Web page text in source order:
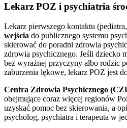
Lekarz POZ i psychiatria
Lekarz pierwszego kontaktu
wejścia do publicznego systemu
skierować do poradni zdrowia
zdrowia psychicznego. Jeśli dziecko
bez wyraźnej przyczyny albo rodzic
zaburzenia lękowe, lekarz POZ jest
Centra Zdrowia Psychicznego
obejmujące coraz więcej regionów
uzyskać pomoc bez skierowania, a
psycholog, psychiatra i terapeuta w